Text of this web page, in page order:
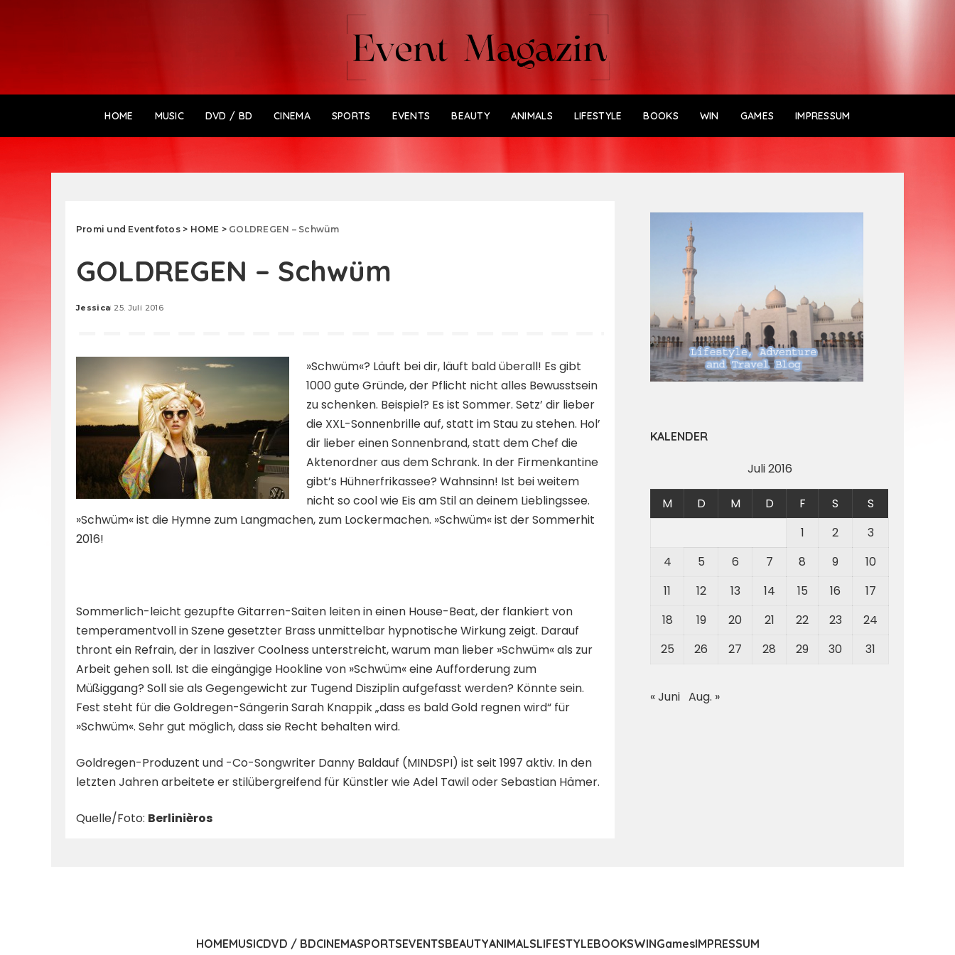
HOME MUSIC DVD / BD CINEMA SPORTS EVENTS BEAUTY ANIMALS LIFESTYLE BOOKS WIN GAMES IMPRESSUM
Promi und Eventfotos> HOME > GOLDREGEN – Schwüm
GOLDREGEN – Schwüm
Posted
Jessica 25. Juli 2016
»Schwüm«? Läuft bei dir, läuft bald überall! Es gibt
1000 gute Gründe, der Pflicht nicht alles Bewusstsein
zu schenken. Beispiel? Es ist Sommer. Setz’ dir lieber
die XXL-Sonnenbrille auf, statt im Stau zu stehen. Hol’
dir lieber einen Sonnenbrand, statt dem Chef die
Aktenordner aus dem Schrank. In der Firmenkantine
gibt’s Hühnerfrikassee? Wahnsinn! Ist bei weitem
nicht so cool wie Eis am Stil an deinem Lieblingssee.
»Schwüm« ist die Hymne zum Langmachen, zum Lockermachen. »Schwüm« ist der Sommerhit
2016!
Sommerlich-leicht gezupfte Gitarren-Saiten leiten in einen House-Beat, der flankiert von
temperamentvoll in Szene gesetzter Brass unmittelbar hypnotische Wirkung zeigt. Darauf
thront ein Refrain, der in lasziver Coolness unterstreicht, warum man lieber »Schwüm« als zur
Arbeit gehen soll. Ist die eingängige Hookline von »Schwüm« eine Aufforderung zum
Müßiggang? Soll sie als Gegengewicht zur Tugend Disziplin aufgefasst werden? Könnte sein.
Fest steht für die Goldregen-Sängerin Sarah Knappik „dass es bald Gold regnen wird“ für
»Schwüm«. Sehr gut möglich, dass sie Recht behalten wird.
Goldregen-Produzent und -Co-Songwriter Danny Baldauf (MINDSPI) ist seit 1997 aktiv. In den
letzten Jahren arbeitete er stilübergreifend für Künstler wie Adel Tawil oder Sebastian Hämer.
Quelle/Foto: Berlinièros
KALENDER
Juli 2016
M D M D F S
S
1
2
3
4
5 6 7 8 9
10
11
12 13 14 15 16
17
18
19 20 21 22 23
24
25
26 27 28 29 30 31
« Juni Aug. »
HOMEMUSICDVD / BDCINEMASPORTSEVENTSBEAUTYANIMALSLIFESTYLEBOOKSWINGamesIMPRESSUM